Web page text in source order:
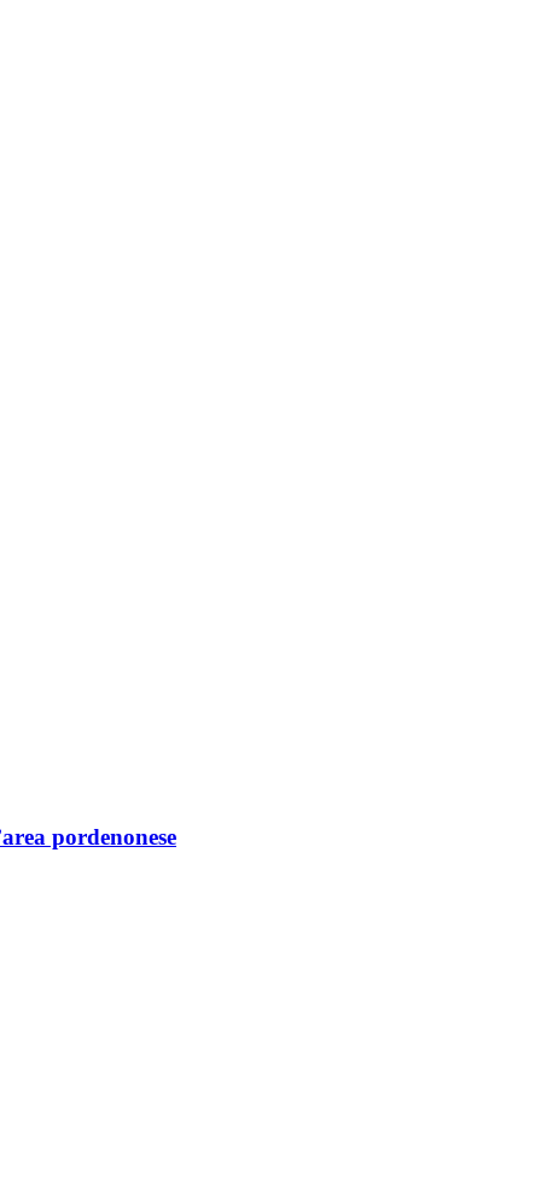
pordenonese